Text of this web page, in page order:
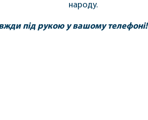
народу.
під рукою у вашому телефоні!